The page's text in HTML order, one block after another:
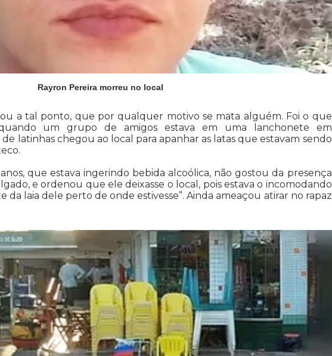
Rayron Pereira morreu no local
a tal ponto, que por qualquer motivo se mata alguém. Foi o que
um grupo de amigos estava em uma lanchonete em
latinhas chegou ao local para apanhar as latas que estavam sendo
que estava ingerindo bebida alcoólica, não gostou da presença
e ordenou que ele deixasse o local, pois estava o incomodando
da laia dele perto de onde estivesse”. Ainda ameaçou atirar no rapaz